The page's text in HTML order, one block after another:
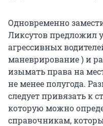
Одновременно
Ликсутов предложил
агрессивных
маневрирование ) и
изымать права на
не менее полугода.
следует привязать к
которую можно
справочникам,